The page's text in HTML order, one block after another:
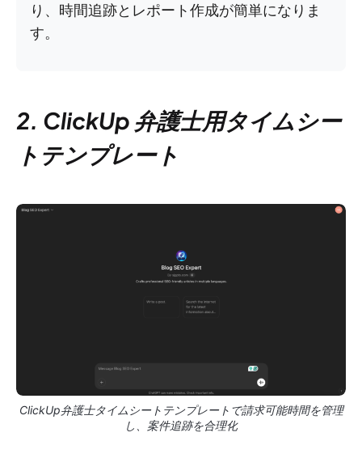
り、時間追跡とレポート作成が簡単になりま
す。
2. ClickUp 弁護士用タイムシー
トテンプレート
ClickUp弁護士タイムシートテンプレートで請求可能時間を管理
し、案件追跡を合理化